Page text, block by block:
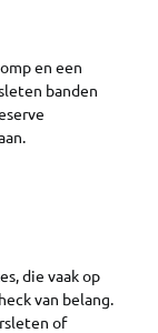
en een
banden
die vaak op
van belang.
of